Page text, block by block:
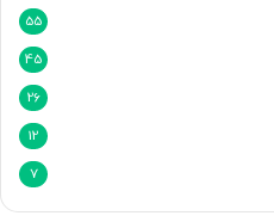
55
45
26
12
7